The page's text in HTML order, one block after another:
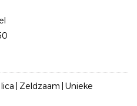
| Zeldzaam | Unieke